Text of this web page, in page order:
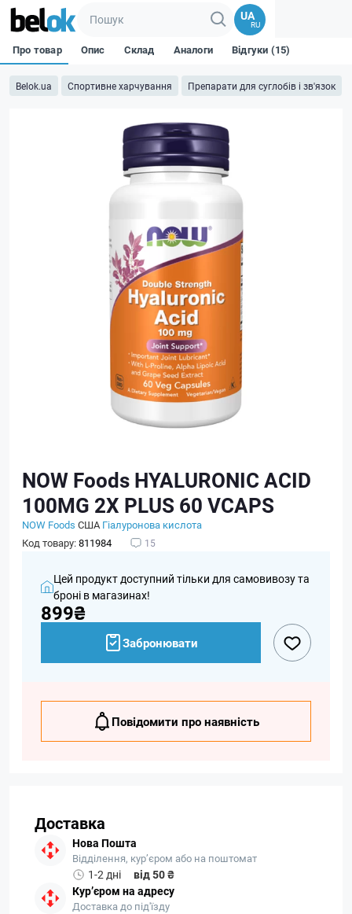
UA
RU
Belok.ua Спортивне харчування Препарати для суглобів і зв'язок
Про товар Опис Склад Аналоги Відгуки (15)
NOW Foods HYALURONIC ACID
100MG 2X PLUS 60 VCAPS
NOW Foods США Гіалуронова кислота
Код товару:811984 15
Цей продукт доступний тільки для самовивозу та
броні в магазинах!
899₴
Забронювати
Повідомити про наявність
Доставка
Нова Пошта
Відділення, кур’єром або на поштомат
1-2 дні
від 50 ₴
Кур’єром на адресу
Доставка до під'їзду